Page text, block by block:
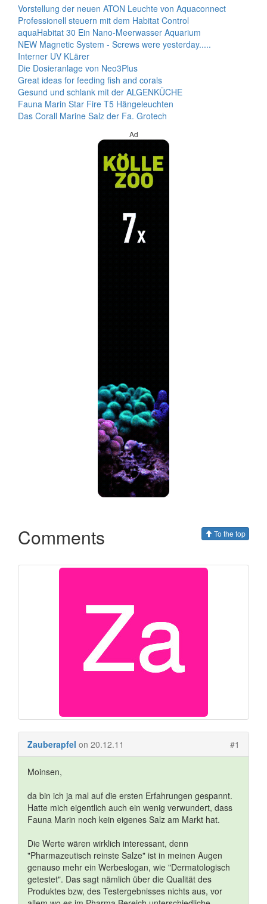
Vorstellung der neuen ATON Leuchte von Aquaconnect
Professionell steuern mit dem Habitat Control
aquaHabitat 30 Ein Nano-Meerwasser Aquarium
NEW Magnetic System - Screws were yesterday.....
Interner UV KLärer
Die Dosieranlage von Neo3Plus
Great ideas for feeding fish and corals
Gesund und schlank mit der ALGENKÜCHE
Fauna Marin Star Fire T5 Hängeleuchten
Das Corall Marine Salz der Fa. Grotech
Ad
Comments To the top
Zauberapfel on 20.12.11 #1
Moinsen,
da bin ich ja mal auf die ersten Erfahrungen gespannt.
Hatte mich eigentlich auch ein wenig verwundert, dass
Fauna Marin noch kein eigenes Salz am Markt hat.
Die Werte wären wirklich interessant, denn
"Pharmazeutisch reinste Salze" ist in meinen Augen
genauso mehr ein Werbeslogan, wie "Dermatologisch
getestet". Das sagt nämlich über die Qualität des
Produktes bzw, des Testergebnisses nichts aus, vor